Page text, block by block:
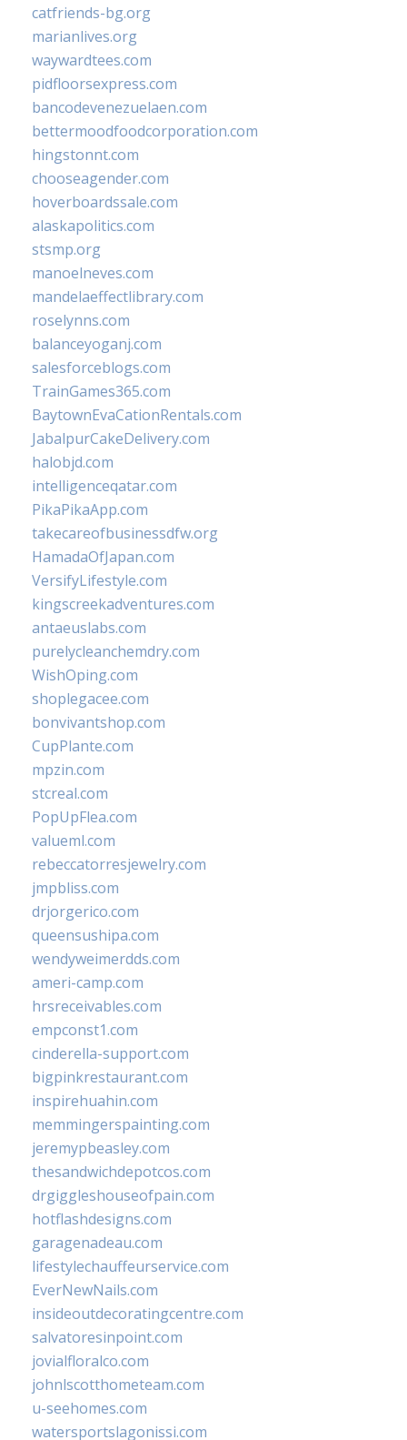
catfriends-bg.org
marianlives.org
waywardtees.com
pidfloorsexpress.com
bancodevenezuelaen.com
bettermoodfoodcorporation.com
hingstonnt.com
chooseagender.com
hoverboardssale.com
alaskapolitics.com
stsmp.org
manoelneves.com
mandelaeffectlibrary.com
roselynns.com
balanceyoganj.com
salesforceblogs.com
TrainGames365.com
BaytownEvaCationRentals.com
JabalpurCakeDelivery.com
halobjd.com
intelligenceqatar.com
PikaPikaApp.com
takecareofbusinessdfw.org
HamadaOfJapan.com
VersifyLifestyle.com
kingscreekadventures.com
antaeuslabs.com
purelycleanchemdry.com
WishOping.com
shoplegacee.com
bonvivantshop.com
CupPlante.com
mpzin.com
stcreal.com
PopUpFlea.com
valueml.com
rebeccatorresjewelry.com
jmpbliss.com
drjorgerico.com
queensushipa.com
wendyweimerdds.com
ameri-camp.com
hrsreceivables.com
empconst1.com
cinderella-support.com
bigpinkrestaurant.com
inspirehuahin.com
memmingerspainting.com
jeremypbeasley.com
thesandwichdepotcos.com
drgiggleshouseofpain.com
hotflashdesigns.com
garagenadeau.com
lifestylechauffeurservice.com
EverNewNails.com
insideoutdecoratingcentre.com
salvatoresinpoint.com
jovialfloralco.com
johnlscotthometeam.com
u-seehomes.com
watersportslagonissi.com